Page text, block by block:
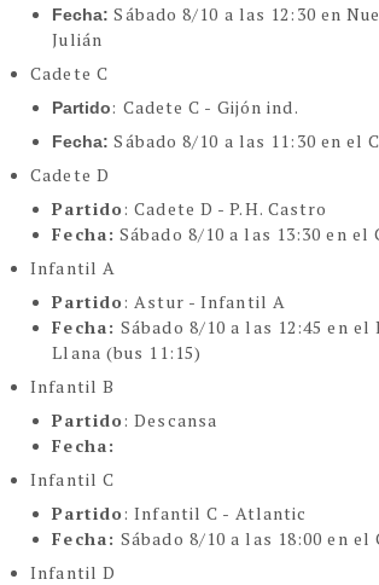
Fecha: Sábado 8/10 a las 12:30 en
Julián
Cadete C
Partido: Cadete C - Gijón ind.
Fecha: Sábado 8/10 a las 11:30 en el
Cadete D
Partido: Cadete D - P.H. Castro
Fecha: Sábado 8/10 a las 13:30 en el
Infantil A
Partido: Astur - Infantil A
Fecha:Sábado 8/10 a las 12:45 en el
Llana (bus 11:15)
Infantil B
Partido: Descansa
Fecha:
Infantil C
Partido: Infantil C - Atlantic
Fecha:Sábado 8/10 a las 18:00 en el
Infantil D